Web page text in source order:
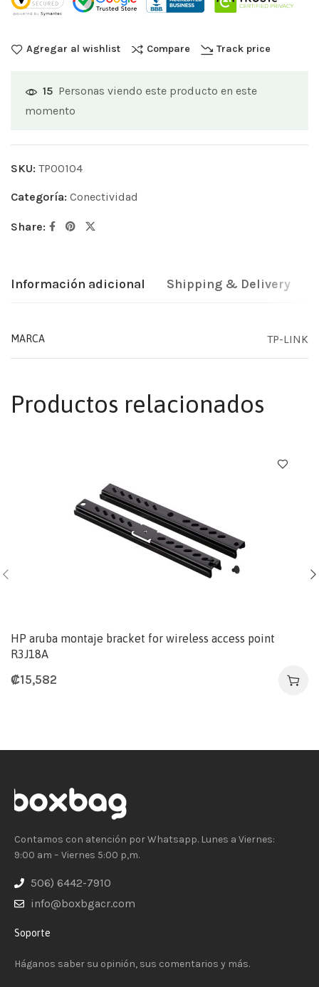
Agregar al wishlist Compare Track price
15 Personas viendo este producto en este
momento
SKU: TP00104
Categoría: Conectividad
Share:
Información adicional Shipping & Delivery
MARCA TP-LINK
Productos relacionados
HP aruba montaje bracket for wireless access point
R3J18A
₡15,582
Contamos con atención por Whatsapp. Lunes a Viernes:
9:00 am – Viernes 5:00 p,m.
506) 6442-7910
info@boxbgacr.com
Soporte
Háganos saber su opinión, sus comentarios y más.